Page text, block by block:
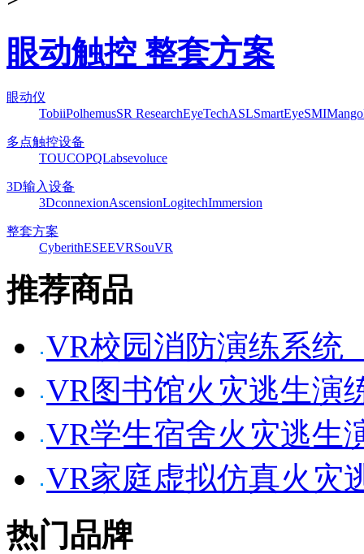
眼动触控 整套方案
眼动仪
TobiiPolhemusSR ResearchEyeTechASLSmartEyeSMI
多点触控设备
TOUCOPQLabsevoluce
3D输入设备
3DconnexionAscensionLogitechImmersion
整套方案
CyberithESEEVRSouVR
推荐商品
VR校园消防演练系统
VR图书馆火灾逃生演
VR学生宿舍火灾逃生
VR家庭虚拟仿真火灾
热门品牌